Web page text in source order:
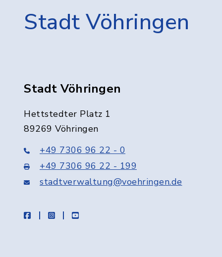
Stadt Vöhringen
Stadt Vöhringen
Hettstedter Platz 1
89269 Vöhringen
+49 7306 96 22 - 0
+49 7306 96 22 - 199
stadtverwaltung@voehringen.de
facebookinstagramyoutube